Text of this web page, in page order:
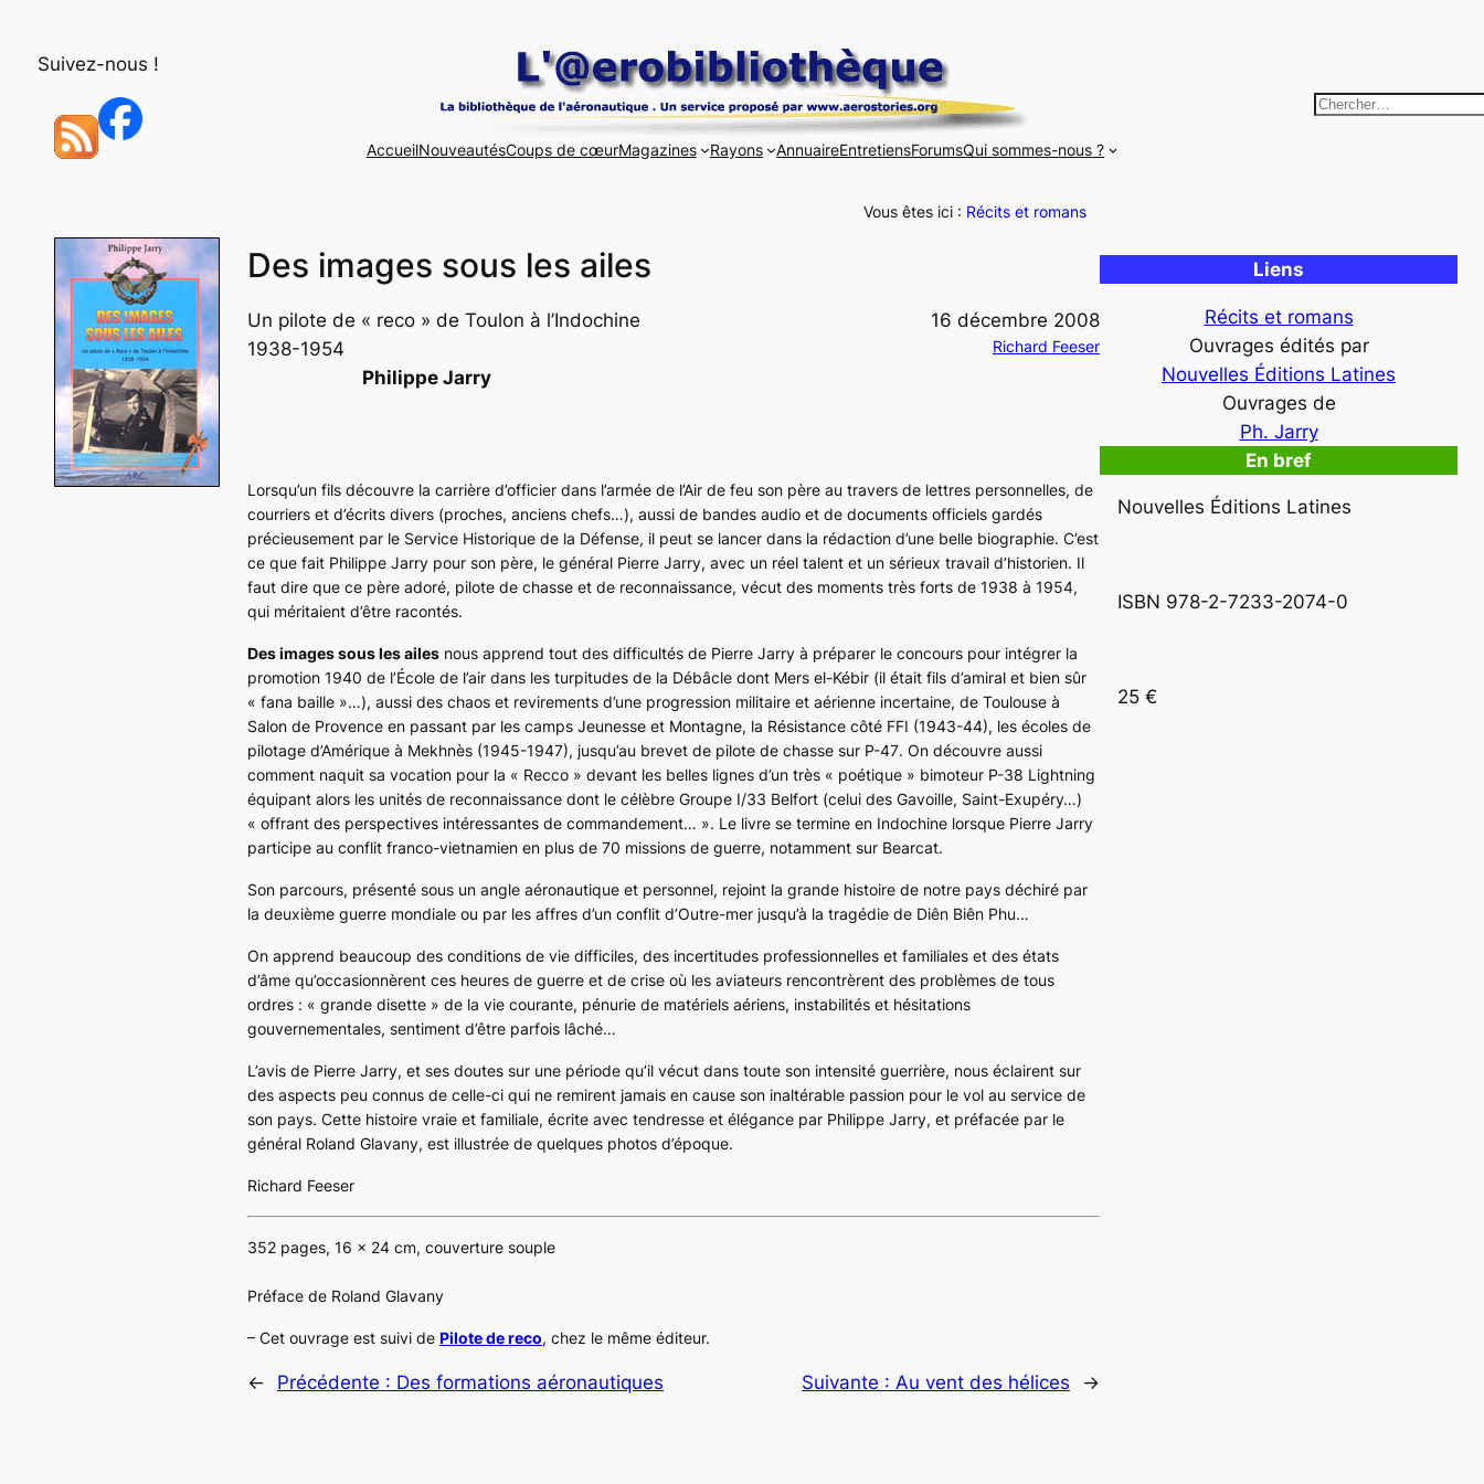
Suivez-nous !
AccueilNouveautésCoups de cœurMagazines Rayons AnnuaireEntretiensForumsQui sommes-nous ?
R
r
c
r
Vous êtes ici : Récits et romans
Des images sous les ailes
Un pilote de « reco » de Toulon à l’Indochine
1938-1954
Philippe Jarry
16 décembre 2008
Richard Feeser
Lorsqu’un fils découvre la carrière d’officier dans l’armée de l’Air de feu son père au travers de lettres personnelles, de
courriers et d’écrits divers (proches, anciens chefs…), aussi de bandes audio et de documents officiels gardés
précieusement par le Service Historique de la Défense, il peut se lancer dans la rédaction d’une belle biographie. C’est
ce que fait Philippe Jarry pour son père, le général Pierre Jarry, avec un réel talent et un sérieux travail d’historien. Il
faut dire que ce père adoré, pilote de chasse et de reconnaissance, vécut des moments très forts de 1938 à 1954,
qui méritaient d’être racontés.
Des images sous les ailes nous apprend tout des difficultés de Pierre Jarry à préparer le concours pour intégrer la
promotion 1940 de l’École de l’air dans les turpitudes de la Débâcle dont Mers el-Kébir (il était fils d’amiral et bien sûr
« fana baille »…), aussi des chaos et revirements d’une progression militaire et aérienne incertaine, de Toulouse à
Salon de Provence en passant par les camps Jeunesse et Montagne, la Résistance côté FFI (1943-44), les écoles de
pilotage d’Amérique à Mekhnès (1945-1947), jusqu’au brevet de pilote de chasse sur P-47. On découvre aussi
comment naquit sa vocation pour la « Recco » devant les belles lignes d’un très « poétique » bimoteur P-38 Lightning
équipant alors les unités de reconnaissance dont le célèbre Groupe I/33 Belfort (celui des Gavoille, Saint-Exupéry…)
« offrant des perspectives intéressantes de commandement… ». Le livre se termine en Indochine lorsque Pierre Jarry
participe au conflit franco-vietnamien en plus de 70 missions de guerre, notamment sur Bearcat.
Son parcours, présenté sous un angle aéronautique et personnel, rejoint la grande histoire de notre pays déchiré par
la deuxième guerre mondiale ou par les affres d’un conflit d’Outre-mer jusqu’à la tragédie de Diên Biên Phu…
On apprend beaucoup des conditions de vie difficiles, des incertitudes professionnelles et familiales et des états
d’âme qu’occasionnèrent ces heures de guerre et de crise où les aviateurs rencontrèrent des problèmes de tous
ordres : « grande disette » de la vie courante, pénurie de matériels aériens, instabilités et hésitations
gouvernementales, sentiment d’être parfois lâché…
L’avis de Pierre Jarry, et ses doutes sur une période qu’il vécut dans toute son intensité guerrière, nous éclairent sur
des aspects peu connus de celle-ci qui ne remirent jamais en cause son inaltérable passion pour le vol au service de
son pays. Cette histoire vraie et familiale, écrite avec tendresse et élégance par Philippe Jarry, et préfacée par le
général Roland Glavany, est illustrée de quelques photos d’époque.
Richard Feeser
352 pages, 16 x 24 cm, couverture souple
Préface de Roland Glavany
– Cet ouvrage est suivi de Pilote de reco, chez le même éditeur.
← Précédente : Des formations aéronautiques Suivante : Au vent des hélices →
Liens
Récits et romans
Ouvrages édités par
Nouvelles Éditions Latines
Ouvrages de
Ph. Jarry
En bref
Nouvelles Éditions Latines
ISBN 978-2-7233-2074-0
25 €